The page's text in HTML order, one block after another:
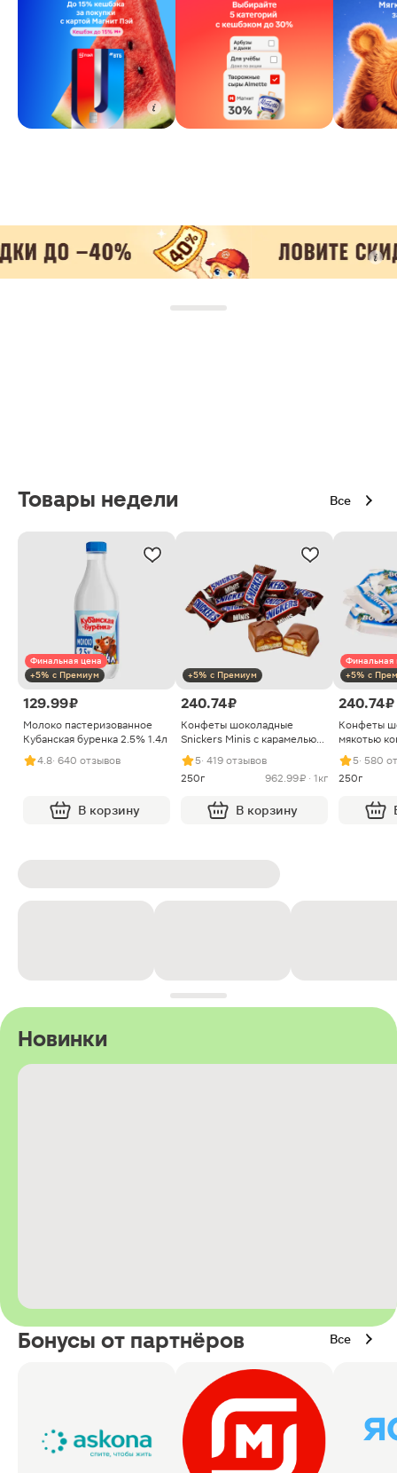
Товары недели Все
Финальная цена
+5% с Премиум
129.99 ₽
Молоко пастеризованное
Кубанская буренка 2.5% 1.4л
4.8· 640 отзывов
В корзину
+5% с Премиум
240.74 ₽
Конфеты шоколадные
Snickers Minis с карамелью
арахисом и нугой
5· 419 отзывов
250г
962.99 ₽ · 1кг
В корзину
Финальная
+5% с
240.74 ₽
Конфеты
мякотью
5· 580
250г
Новинки
Бонусы от партнёров Все